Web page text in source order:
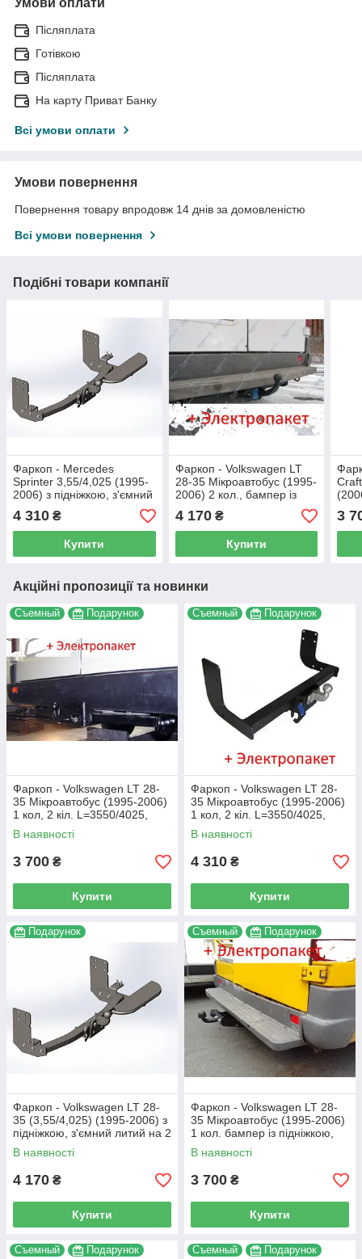
Післяплата
Готівкою
Післяплата
На карту Приват Банку
Всі умови оплати
Умови повернення
Повернення товару впродовж 14 днів за домовленістю
Всі умови повернення
Подібні товари компанії
Фаркоп - Mercedes
Sprinter 3,55/4,025 (1995-
2006) з підніжкою, з'ємний
литий на 2 болтах на
пластині
4 310 ₴
Купити
Фаркоп - Volkswagen LT
28-35 Мікроавтобус (1995-
2006) 2 кол., бампер із
підніжкою, L=3550 спарка
4 170₴
Купити
3
Акційні пропозиції та новинки
Съемный Подарунок
Фаркоп - Volkswagen LT 28-
35 Мікроавтобус (1995-2006)
1 кол, 2 кіл. L=3550/4025,
з'ємний на пластині
В наявності
3 700 ₴
Купити
Съемный Подарунок
Фаркоп - Volkswagen LT 28-
35 Мікроавтобус (1995-2006)
1 кол, 2 кіл. L=3550/4025,
з'ємний литий на пластині
В наявності
4 310 ₴
Купити
Подарунок
Фаркоп - Volkswagen LT 28-
35 (3,55/4,025) (1995-2006) з
підніжкою, з'ємний литий на 2
болтах на пластині
В наявності
4 170 ₴
Купити
Съемный Подарунок
Фаркоп - Volkswagen LT 28-
35 Мікроавтобус (1995-2006)
1 кол. бампер із підніжкою,
з'ємний на пластині
В наявності
3 700 ₴
Купити
Съемный Подарунок Съемный Подарунок